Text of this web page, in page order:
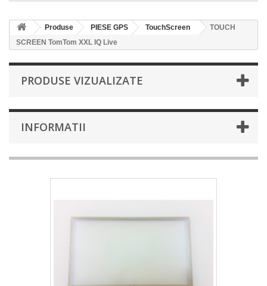
Produse PIESE GPS TouchScreen
TOUCH
SCREEN TomTom XXL IQ Live
PRODUSE VIZUALIZATE
INFORMATII